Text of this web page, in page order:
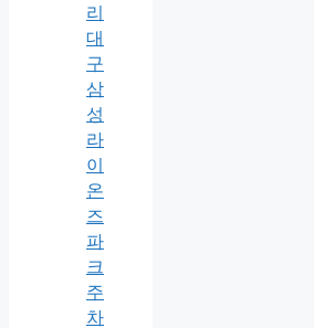
리
대
구
삼
성
라
이
온
즈
파
크
주
차